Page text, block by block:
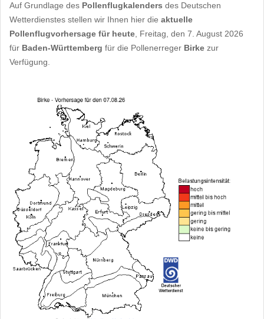
Auf Grundlage des Pollenflugkalenders des Deutschen
Wetterdienstes stellen wir Ihnen hier die aktuelle
Pollenflugvorhersage für heute , Freitag, den 7. August 2026
für Baden-Württemberg für die Pollenerreger Birke zur
Verfügung.